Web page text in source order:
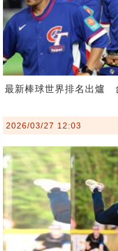
最新棒球世界排名出爐
2026/03/27 12:03